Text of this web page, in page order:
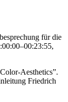
für die
Aesthetics”.
Friedrich